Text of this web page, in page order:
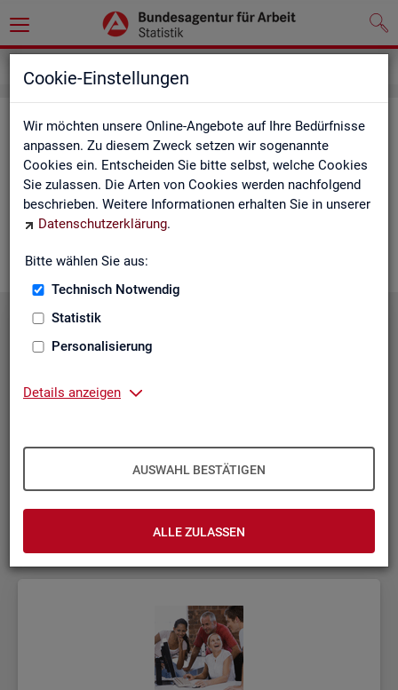
Cookie-Einstellungen
Wir möchten unsere Online-Angebote auf Ihre Bedürfnisse
anpassen. Zu diesem Zweck setzen wir sogenannte
Cookies ein. Entscheiden Sie bitte selbst, welche Cookies
Sie zulassen. Die Arten von Cookies werden nachfolgend
beschrieben. Weitere Informationen erhalten Sie in unserer
Datenschutzerklärung.
Bitte wählen Sie aus:
Technisch Notwendig
Statistik
Personalisierung
Details anzeigen
AUSWAHL BESTÄTIGEN
ALLE ZULASSEN
Ser­vice
Die Sta­tis­tik derBAbie­tet ein brei­tes An­ge­bot an Pro­duk­ten
und Son­der­aus­wer­tung (nachBe­darf). Haben Sie Fra­gen,
einen spe­zi­el­len Da­ten­wunsch oder möch­ten uns ein Feed­
back zu un­se­ren Pro­duk­ten geben, dann schau­en Sie auf den
Kon­takt, Feed­back und Kri­tik